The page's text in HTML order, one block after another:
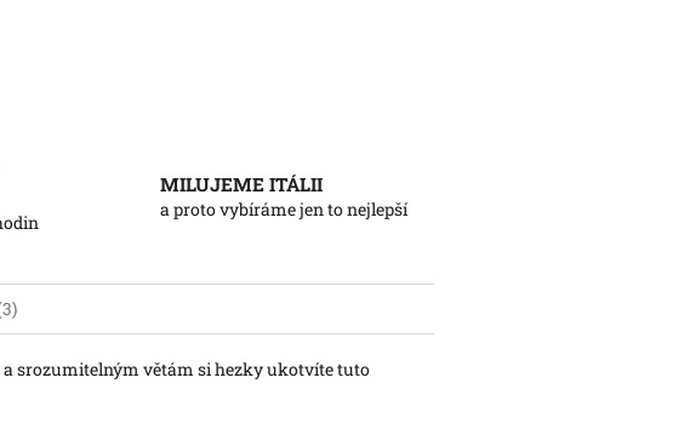
MILUJEME ITÁLII
a proto vybíráme jen to nejlepší
srozumitelným větám si hezky ukotvíte tuto